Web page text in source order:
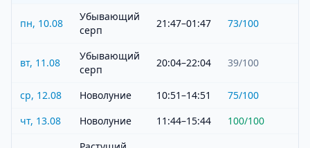
пн, 10.08
Убывающий
серп
21:47–01:47 73/100
вт, 11.08
Убывающий
серп
20:04–22:04 39/100
ср, 12.08 Новолуние 10:51–14:51 75/100
чт, 13.08
Новолуние 11:44–15:44 100/100